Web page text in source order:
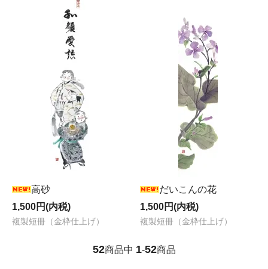
高砂
1,500円(内税)
複製短冊（金枠仕上げ）
だいこんの花
1,500円(内税)
複製短冊（金枠仕上げ）
52商品中 1-52商品